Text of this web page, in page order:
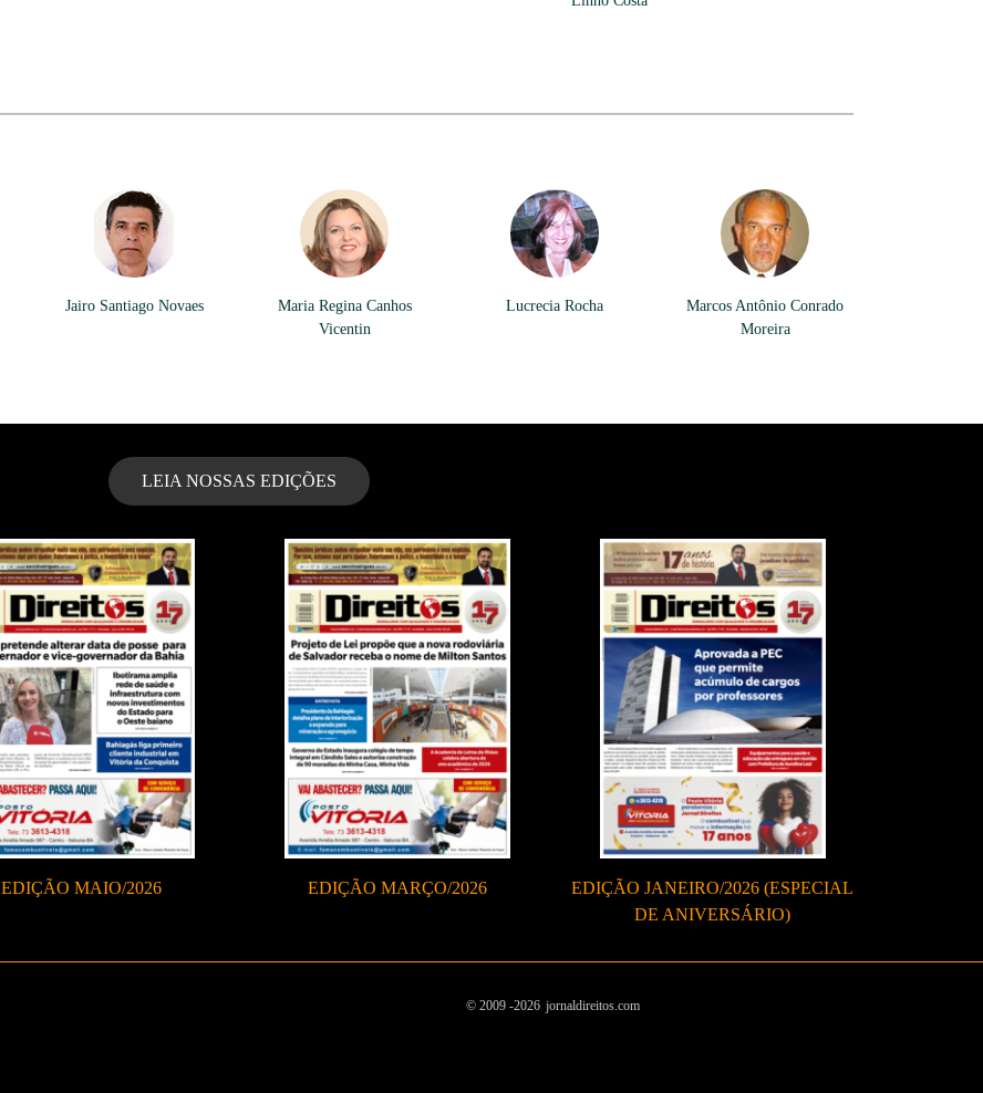
Jairo Santiago Novaes
Maria Regina Canhos
Vicentin
Lucrecia Rocha
Marcos Antônio Conrado
Moreira
LEIA NOSSAS EDIÇÕES
EDIÇÃO MAIO/2026 EDIÇÃO MARÇO/2026
EDIÇÃO JANEIRO/2026 (ESPECIAL
DE ANIVERSÁRIO)
© 2009 -2026 jornaldireitos.com